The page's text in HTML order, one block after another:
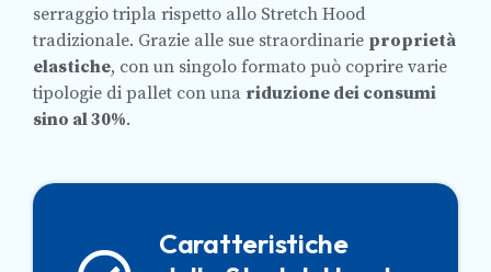
serraggio tripla rispetto allo Stretch Hood
tradizionale. Grazie alle sue straordinarie proprietà
elastiche, con un singolo formato può coprire varie
tipologie di pallet con una riduzione dei consumi
sino al 30%.
Caratteristiche